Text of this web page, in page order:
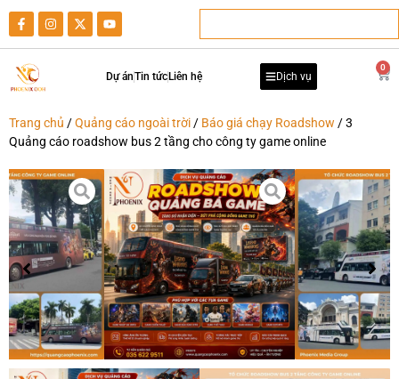
Dự ánTin tức Liên hệ Dịch vụ
0
Trang chủ /Quảng cáo ngoài trời / Báo giá chạy Roadshow / 3
Quảng cáo roadshow bus 2 tầng cho công ty game online